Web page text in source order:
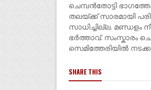
ചെമ്പന്‍തോട്ടി
തലയ്ക്ക് സാരമായി
സാധിച്ചില്ല.
ഭര്‍ത്താവ്. സംസ്കാരം
സെമിത്തേരിയില്‍
SHARE THIS